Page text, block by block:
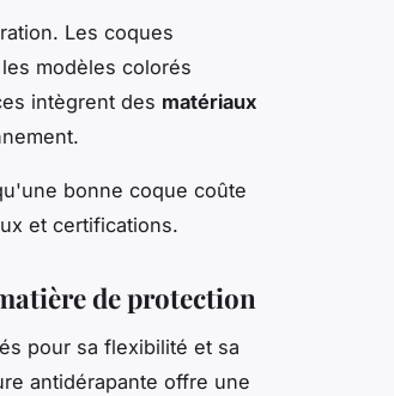
Les coques
modèles colorés
intègrent des matériaux
bonne coque coûte
et certifications.
de protection
pour sa flexibilité et sa
antidérapante offre une